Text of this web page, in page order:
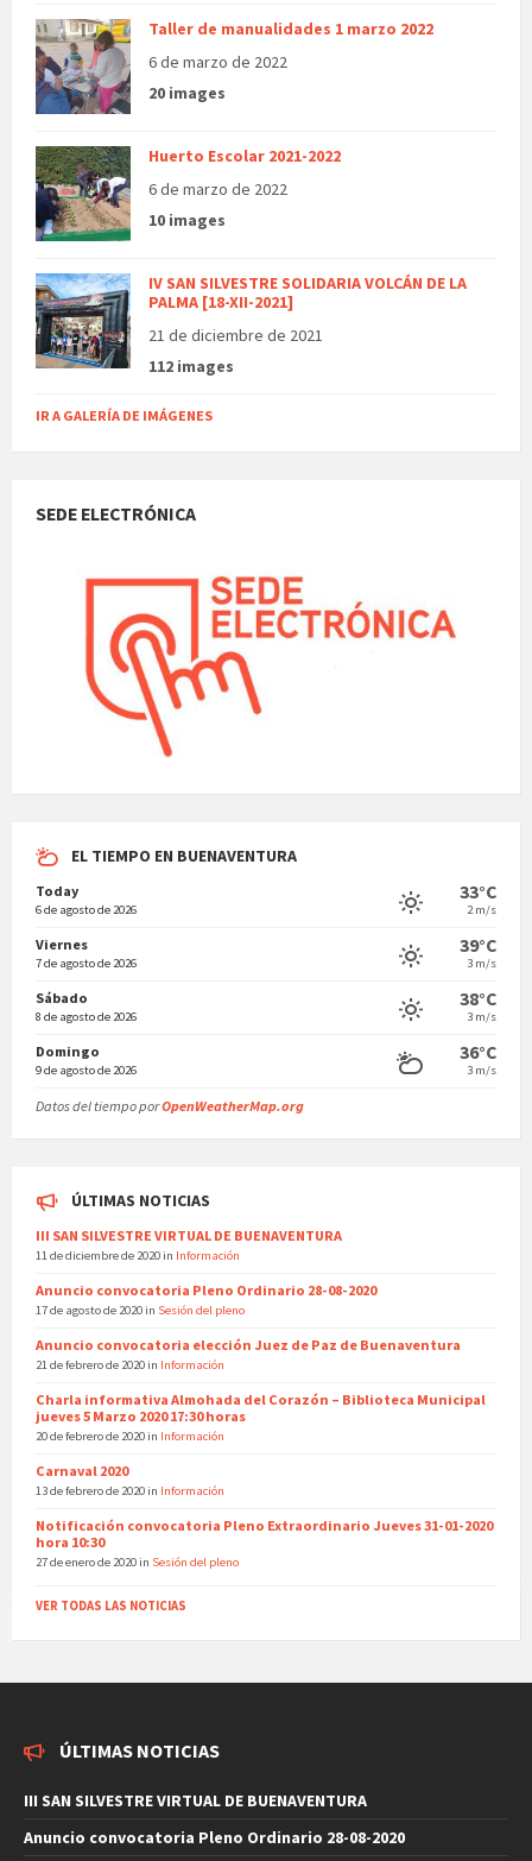
Taller de manualidades 1 marzo 2022
6 de marzo de 2022
20 images
Huerto Escolar 2021-2022
6 de marzo de 2022
10 images
IV SAN SILVESTRE SOLIDARIA VOLCÁN DE LA
PALMA [18-XII-2021]
21 de diciembre de 2021
112 images
IR A GALERÍA DE IMÁGENES
SEDE ELECTRÓNICA
EL TIEMPO EN BUENAVENTURA
Today
6 de agosto de 2026
33°C
2 m/s
Viernes
7 de agosto de 2026
39°C
3 m/s
Sábado
8 de agosto de 2026
38°C
3 m/s
Domingo
9 de agosto de 2026
36°C
3 m/s
Datos del tiempo porOpenWeatherMap.org
ÚLTIMAS NOTICIAS
III SAN SILVESTRE VIRTUAL DE BUENAVENTURA
11 de diciembre de 2020 in Información
Anuncio convocatoria Pleno Ordinario 28-08-2020
17 de agosto de 2020 in Sesión del pleno
Anuncio convocatoria elección Juez de Paz de Buenaventura
21 de febrero de 2020 in Información
Charla informativa Almohada del Corazón – Biblioteca Municipal
jueves 5 Marzo 2020 17:30 horas
20 de febrero de 2020 in Información
Carnaval 2020
13 de febrero de 2020 in Información
Notificación convocatoria Pleno Extraordinario Jueves 31-01-2020
hora 10:30
27 de enero de 2020 in Sesión del pleno
VER TODAS LAS NOTICIAS
ÚLTIMAS NOTICIAS
III SAN SILVESTRE VIRTUAL DE BUENAVENTURA
Anuncio convocatoria Pleno Ordinario 28-08-2020